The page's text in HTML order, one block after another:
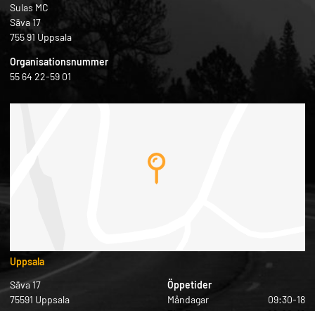
Sulas MC
Säva 17
755 91 Uppsala
Organisationsnummer
55 64 22-59 01
Uppsala
Säva 17
75591 Uppsala
Öppetider
Måndagar
09:30-18